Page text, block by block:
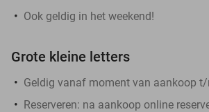
Ook geldig in het weekend!
Grote kleine letters
Geldig vanaf moment van aankoop
Reserveren: na aankoop online